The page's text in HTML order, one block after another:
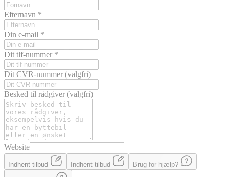
Efternavn *
Din e-mail *
Dit tlf-nummer *
Dit CVR-nummer (valgfri)
Besked til rådgiver (valgfri)
Website
Indhent tilbud Indhent tilbud Brug for hjælp?